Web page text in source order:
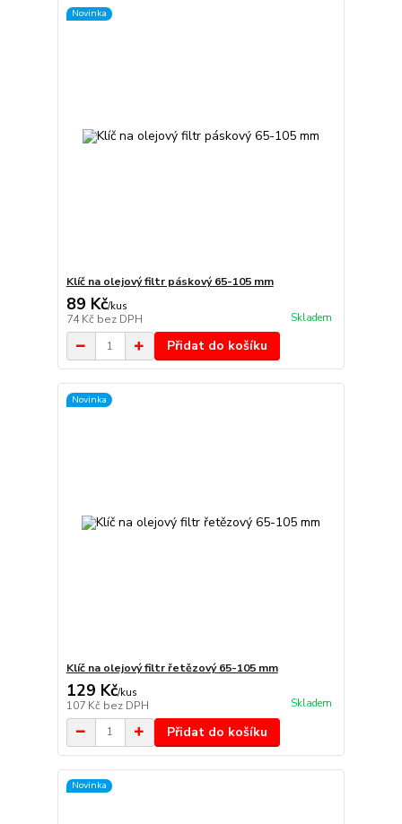
Novinka
Klíč na olejový filtr páskový 65-105 mm
89 Kč/kus
74 Kč bez DPH Skladem
Přidat do košíku
Novinka
Klíč na olejový filtr řetězový 65-105 mm
129 Kč/kus
107 Kč bez DPH Skladem
Přidat do košíku
Novinka